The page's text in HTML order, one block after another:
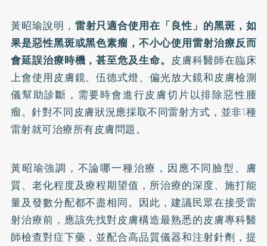
黃昭瑜說明， 雷射只適合使用在「良性」的黑斑，如
果是惡性黑斑或黑色素瘤，不小心使用雷射治療反而
會延誤治療時機，甚至危及生命。皮膚科醫師在臨床
上會使用皮膚鏡、伍德式燈、偏光放大鏡和皮膚檢測
儀幫助診斷，需要時會進行皮膚切片以排除惡性腫
瘤。針對不同皮膚狀況應採取不同雷射方式，並非1種
雷射就可治療所有皮膚問題。
黃昭瑜強調，不論哪一種治療，因應不同臉型、膚
質、老化程度及療程期望值，所治療的深度、施打能
量及發數分配都不盡相同。因此，建議民眾在接受雷
射治療前，應該先找對皮膚構造最熟悉的皮膚專科醫
師檢查對症下藥，並配合高品質儀器和注射針劑，提